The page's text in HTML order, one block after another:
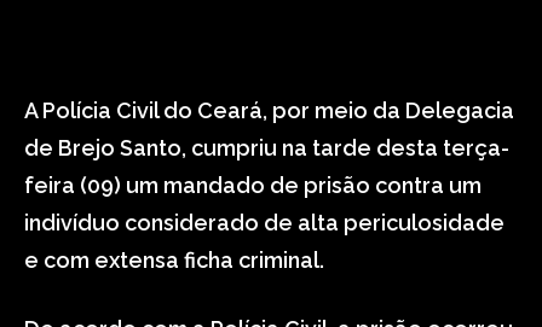
A Polícia Civil do Ceará, por meio da Delegacia
de Brejo Santo, cumpriu na tarde desta terça-
feira (09) um mandado de prisão contra um
indivíduo considerado de alta periculosidade
e com extensa ficha criminal.